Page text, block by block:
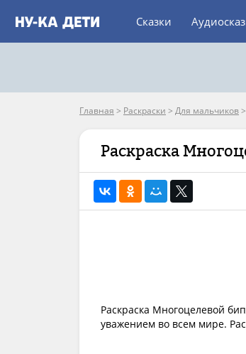
Сказки
Главная > Раскраски > Для мальчиков>
Раскраска
Раскраска Многоцелевой
уважением во всем мире.